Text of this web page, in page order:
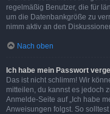
regelmäßig Benutzer, die für
um die Datenbankgröße zu
nimm aktiv an den
Nach oben
Ich habe mein Passwort
Das ist nicht schlimm! Wir
mitteilen, du kannst es jedoch
Anmelde-Seite auf „Ich habe
Anweisungen folgst. So